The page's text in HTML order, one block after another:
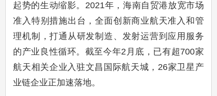
起势的生动缩影。2021年，海南自贸港放宽市场
准入特别措施出台，全面创新商业航天准入和管
理机制，打通从研发制造、发射运营到应用服务
的产业良性循环。截至今年2月底，已有超700家
航天相关企业入驻文昌国际航天城，26家卫星产
业链企业正加速落地。